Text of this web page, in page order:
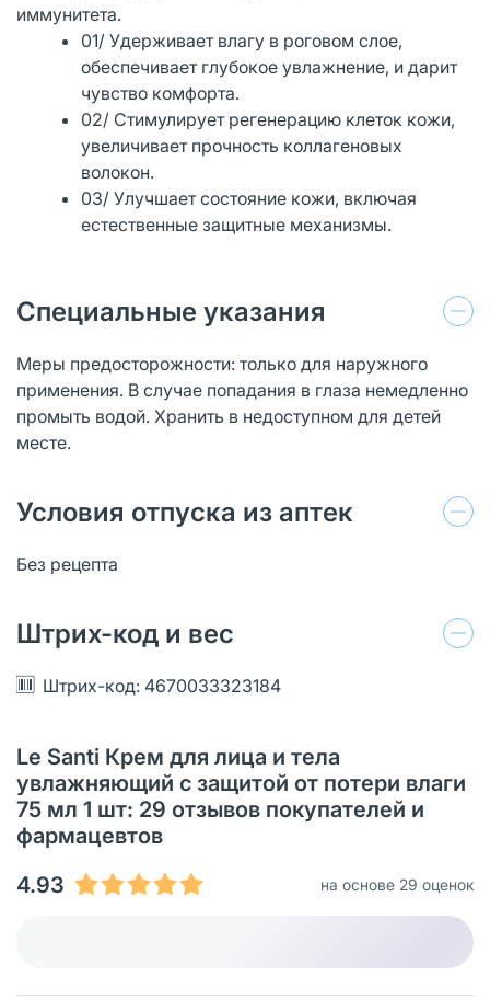
иммунитета.
01/ Удерживает влагу в роговом слое,
обеспечивает глубокое увлажнение, и дарит
чувство комфорта.
02/ Стимулирует регенерацию клеток кожи,
увеличивает прочность коллагеновых
волокон.
03/ Улучшает состояние кожи, включая
естественные защитные механизмы.
Специальные указания
Меры предосторожности: только для наружного
применения. В случае попадания в глаза немедленно
промыть водой. Хранить в недоступном для детей
месте.
Условия отпуска из аптек
Без рецепта
Штрих-код и вес
Штрих-код: 4670033323184
Le Santi Крем для лица и тела
увлажняющий с защитой от потери влаги
75 мл 1 шт: 29 отзывов покупателей и
фармацевтов
4.93
на основе 29 оценок